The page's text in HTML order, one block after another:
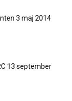
3 maj 2014
13 september